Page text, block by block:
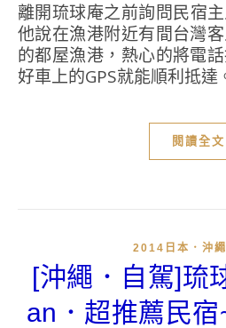
離開琉球庵之前詢問民宿主人是否有推薦店家，
他說在漁港附近有間台灣
的都屋漁港，熱心的將電
好車上的GPS就能順利抵達
閱讀全文
2014日本．沖
[沖繩．自駕]琉
an．超推薦民